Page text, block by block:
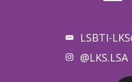
LSBTI-
@LKS.LSA